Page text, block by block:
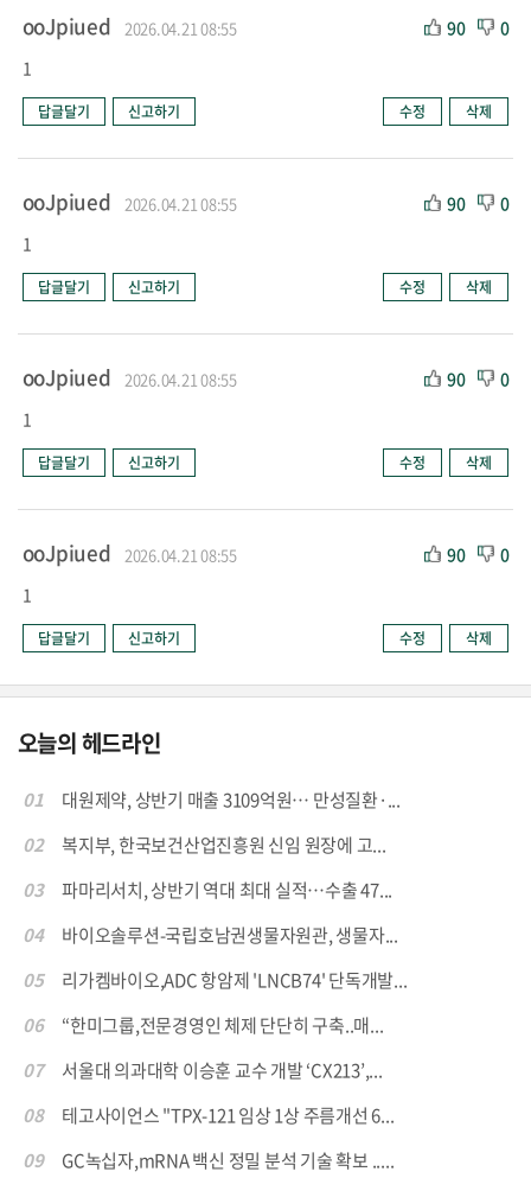
ooJpiued 2026.04.21 08:55 90
0
1
답글달기 신고하기 수정 삭제
ooJpiued 2026.04.21 08:55 90
0
1
답글달기 신고하기 수정 삭제
ooJpiued 2026.04.21 08:55 90
0
1
답글달기 신고하기 수정 삭제
ooJpiued 2026.04.21 08:55 90
0
1
답글달기 신고하기 수정 삭제
오늘의 헤드라인
01
대원제약, 상반기 매출 3109억원… 만성질환·...
02
복지부, 한국보건산업진흥원 신임 원장에 고...
03
파마리서치, 상반기 역대 최대 실적…수출 47...
04
바이오솔루션-국립호남권생물자원관, 생물자...
05
리가켐바이오,ADC 항암제 'LNCB74' 단독개발...
06
“한미그룹,전문경영인 체제 단단히 구축..매...
07
서울대 의과대학 이승훈 교수 개발 ‘CX213’,...
08
테고사이언스 "TPX-121 임상 1상 주름개선 6...
09
GC녹십자,mRNA 백신 정밀 분석 기술 확보 .....